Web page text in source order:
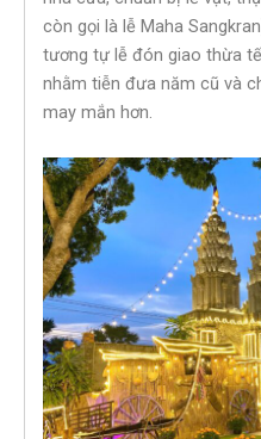
còn gọi là lễ Maha
tương tự lễ đón giao thừa
nhằm tiễn đưa năm cũ và
may mắn hơn.